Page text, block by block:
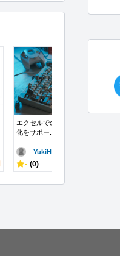
エクセルでの業務効率
化をサポー...
YukiHa..
- (0)